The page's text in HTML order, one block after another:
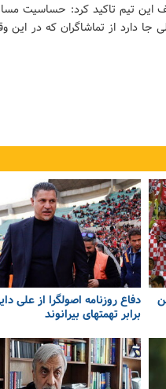
این تیم تاکید کرد: حساسیت
جا دارد از تماشاگران که در این
دفاع روزنامه اصولگرا از علی
برابر تهمتهای بیرانوند